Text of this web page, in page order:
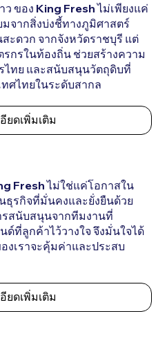
ของ King Fresh ไม่เพียงแค่
ากสิ่งบ่งชี้ทางภูมิศาสตร์
ะดวก จากจังหวัดราชบุรี แต่
กรในท้องถิ่น ช่วยสร้างความ
ไทย และสนับสนุนวัตถุดิบที่
ศไทยในระดับสากล
ยดเพิ่มเติม
Fresh ไม่ใช่แค่โอกาสใน
ธุรกิจที่มั่นคงและยั่งยืนด้วย
สนับสนุนจากทีมงานที่
ด์ที่ลูกค้าไว้วางใจ จึงมั่นใจได้
งเราจะคุ้มค่าและประสบ
ยดเพิ่มเติม